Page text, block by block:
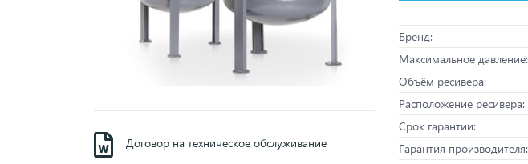
Договор на техническое обслуживание
Бренд:
Максимальное давление:
Объём ресивера:
Расположение ресивера:
Срок гарантии:
Гарантия производителя: